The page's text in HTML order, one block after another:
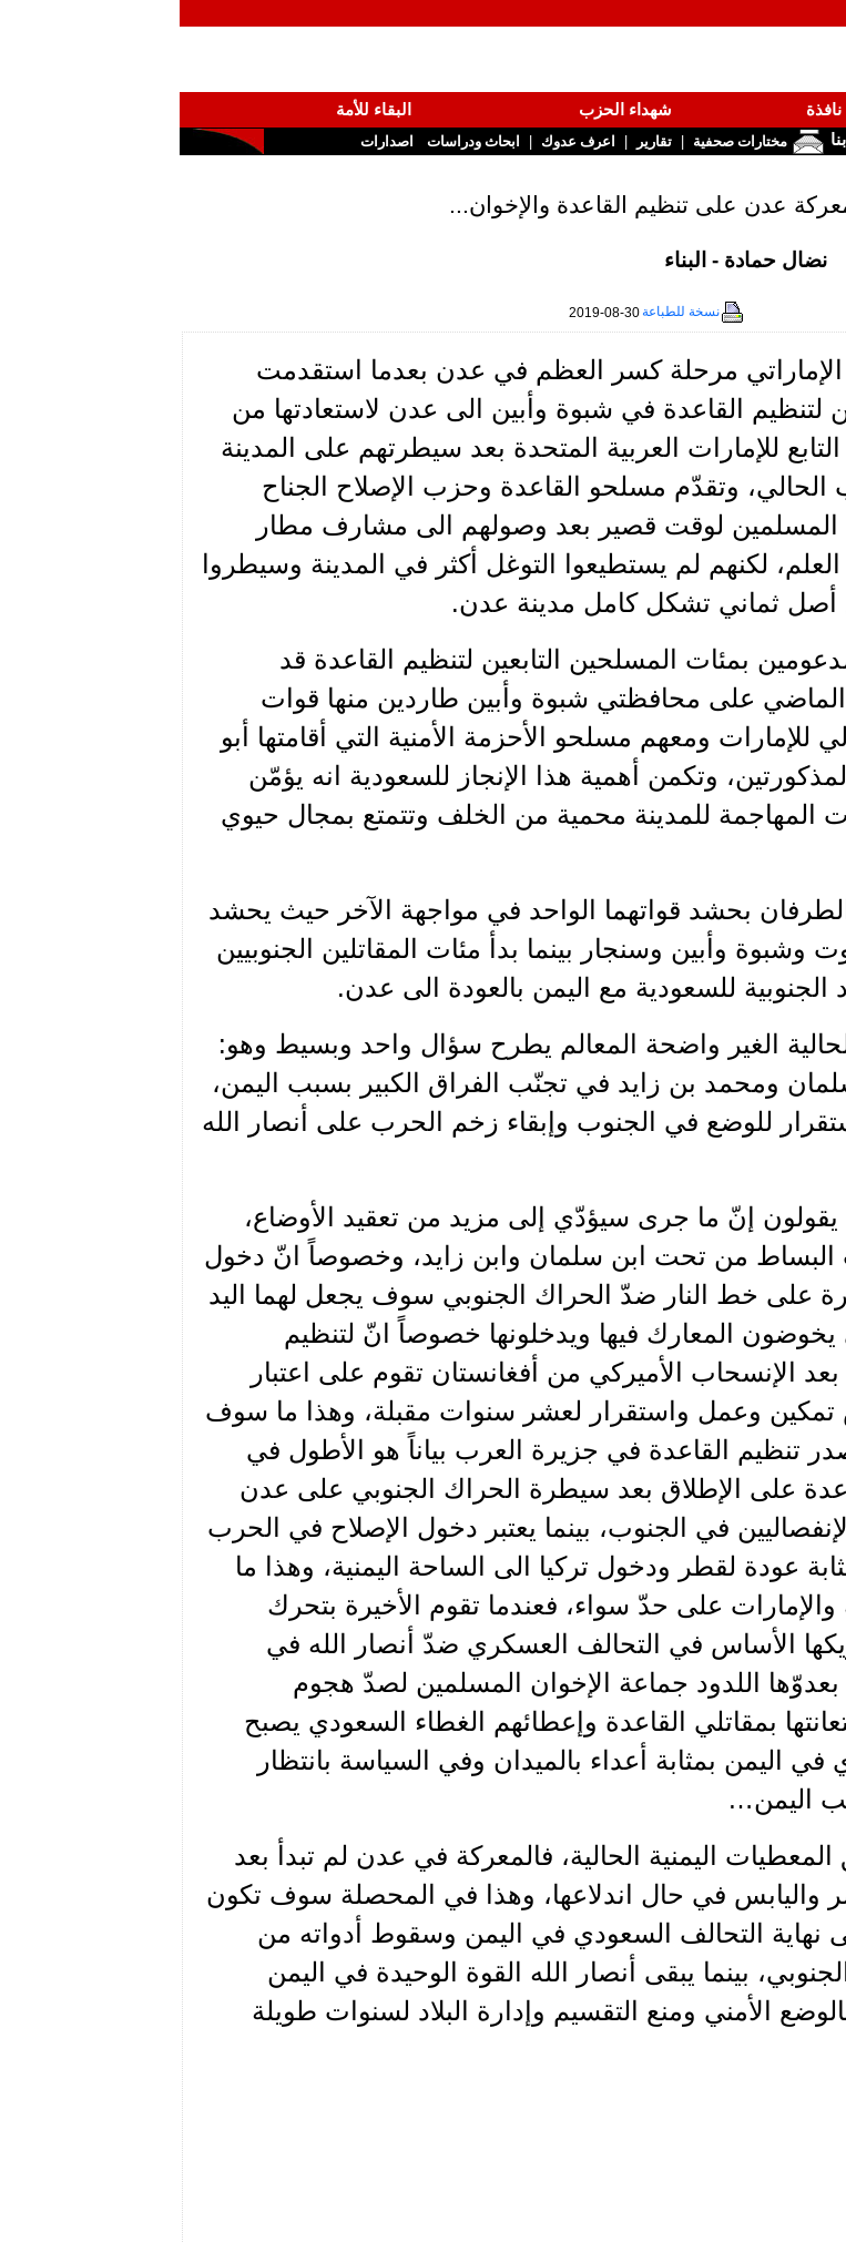
نافذة شهداء الحزب
البقاء للأمة
مختارات صحفية | تقارير | اعرف عدوك | ابحاث ودراسات اصدارات
عدن على تنظيم القاعدة والإخوان...
نضال حمادة - البناء
نسخة للطباعة2019-08-30
مرحلة كسر العظم في عدن بعدما استقدمت
لتنظيم القاعدة في شبوة وأبين الى عدن لاستعادتها من
للإمارات العربية المتحدة بعد سيطرتهم على المدينة
وتقدّم مسلحو القاعدة وحزب الإصلاح الجناح
المسلمين لوقت قصير بعد وصولهم الى مشارف مطار
لكنهم لم يستطيعوا التوغل أكثر في المدينة وسيطروا
أصل ثماني تشكل كامل مدينة عدن.
بمئات المسلحين التابعين لتنظيم القاعدة قد
على محافظتي شبوة وأبين طاردين منها قوات
للإمارات ومعهم مسلحو الأحزمة الأمنية التي أقامتها أبو
وتكمن أهمية هذا الإنجاز للسعودية انه يؤمّن
المهاجمة للمدينة محمية من الخلف وتتمتع بمجال حيوي
بحشد قواتهما الواحد في مواجهة الآخر حيث يحشد
وأبين وسنجار بينما بدأ مئات المقاتلين الجنوبيين
الجنوبية للسعودية مع اليمن بالعودة الى عدن.
الغير واضحة المعالم يطرح سؤال واحد وبسيط وهو:
ومحمد بن زايد في تجنّب الفراق الكبير بسبب اليمن،
للوضع في الجنوب وإبقاء زخم الحرب على أنصار الله
يقولون إنّ ما جرى سيؤدّي إلى مزيد من تعقيد الأوضاع،
من تحت ابن سلمان وابن زايد، وخصوصاً انّ دخول
على خط النار ضدّ الحراك الجنوبي سوف يجعل لهما اليد
يخوضون المعارك فيها ويدخلونها خصوصاً انّ لتنظيم
بعد الإنسحاب الأميركي من أفغانستان تقوم على اعتبار
تمكين وعمل واستقرار لعشر سنوات مقبلة، وهذا ما سوف
تنظيم القاعدة في جزيرة العرب بياناً هو الأطول في
على الإطلاق بعد سيطرة الحراك الجنوبي على عدن
في الجنوب، بينما يعتبر دخول الإصلاح في الحرب
عودة لقطر ودخول تركيا الى الساحة اليمنية، وهذا ما
على حدّ سواء، فعندما تقوم الأخيرة بتحرك
الأساس في التحالف العسكري ضدّ أنصار الله في
بعدوّها اللدود جماعة الإخوان المسلمين لصدّ هجوم
بمقاتلي القاعدة وإعطائهم الغطاء السعودي يصبح
اليمن بمثابة أعداء بالميدان وفي السياسة بانتظار
اليمن…
اليمنية الحالية، فالمعركة في عدن لم تبدأ بعد
في حال اندلاعها، وهذا في المحصلة سوف تكون
نهاية التحالف السعودي في اليمن وسقوط أدواته من
بينما يبقى أنصار الله القوة الوحيدة في اليمن
الأمني ومنع التقسيم وإدارة البلاد لسنوات طويلة